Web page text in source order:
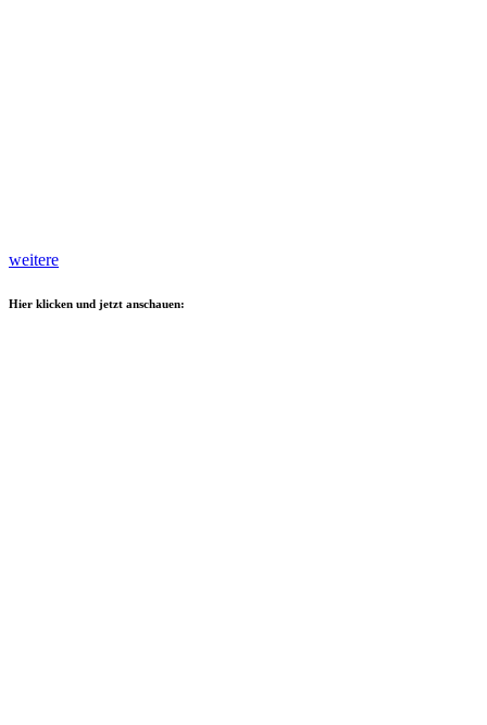
weitere
Hier klicken und jetzt anschauen: